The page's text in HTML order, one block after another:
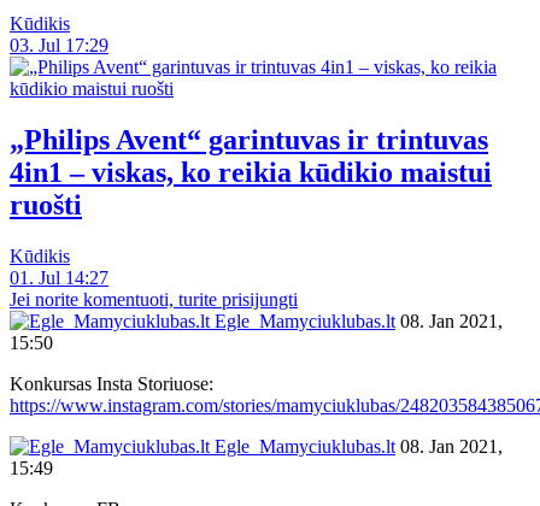
Kūdikis
03. Jul 17:29
„Philips Avent“ garintuvas ir trintuvas
4in1 – viskas, ko reikia kūdikio maistui
ruošti
Kūdikis
01. Jul 14:27
Jei norite komentuoti, turite prisijungti
Egle_Mamyciuklubas.lt 08. Jan 2021,
15:50
Konkursas Insta Storiuose:
https://www.instagram.com/stories/mamyciuklubas/
Egle_Mamyciuklubas.lt 08. Jan 2021,
15:49